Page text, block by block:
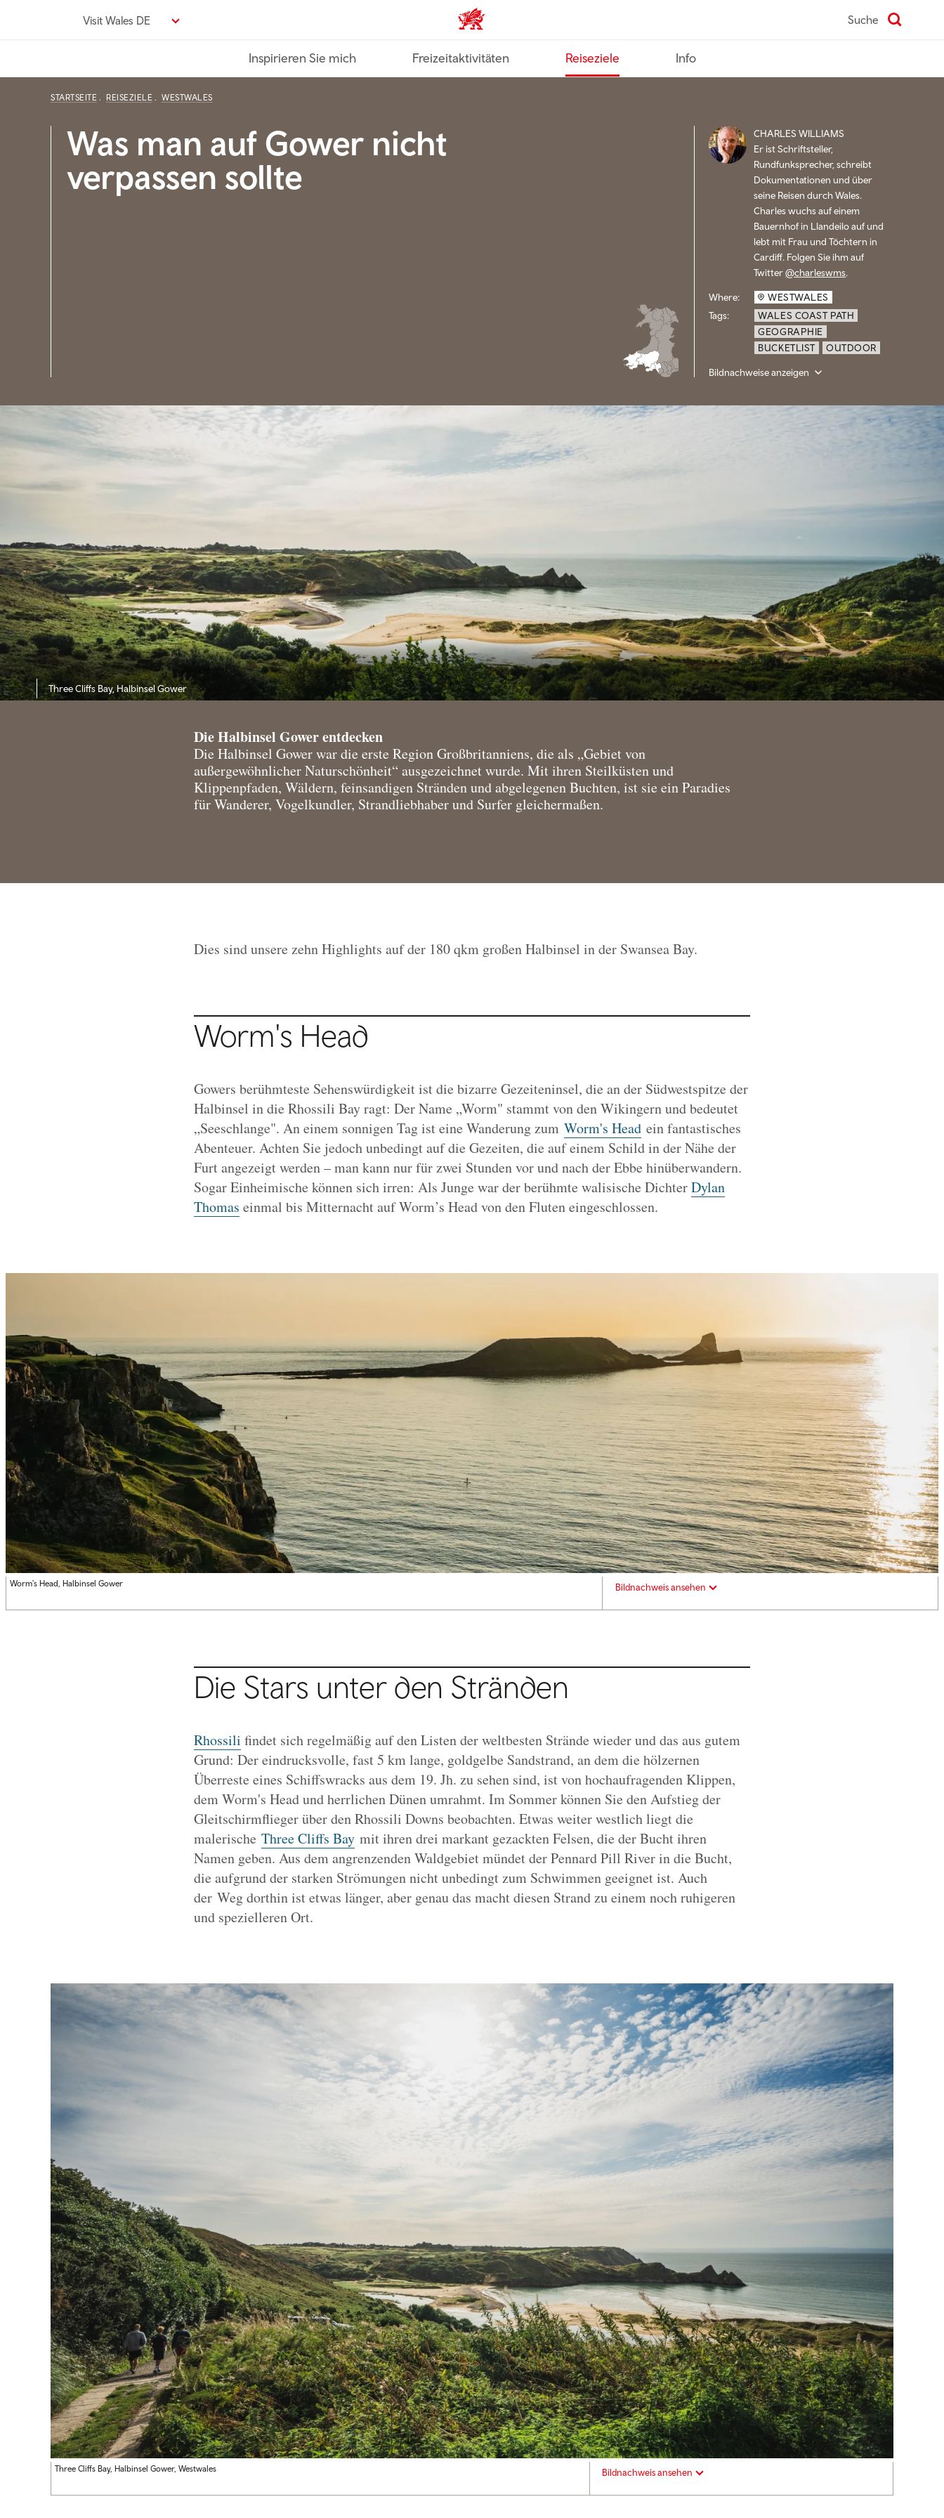
Visit Wales DE VisitWales home Suche
Inspirieren Sie mich Freizeitaktivitäten Reiseziele Info
STARTSEITE REISEZIELE WESTWALES
Was man auf Gower nicht
verpassen sollte
CHARLES WILLIAMS
Er ist Schriftsteller,
Rundfunksprecher, schreibt
Dokumentationen und über
seine Reisen durch Wales.
Charles wuchs auf einem
Bauernhof in Llandeilo auf und
lebt mit Frau und Töchtern in
Cardiff. Folgen Sie ihm auf
Twitter@charleswms.
Where:
WESTWALES
Tags:
WALES COAST PATH
GEOGRAPHIE
BUCKETLIST
OUTDOOR
Bildnachweise anzeigen
Three Cliffs Bay, Halbinsel Gower
Die Halbinsel Gower entdecken
Die Halbinsel Gower war die erste Region Großbritanniens, die als „Gebiet von
außergewöhnlicher Naturschönheit“ ausgezeichnet wurde. Mit ihren Steilküsten und
Klippenpfaden, Wäldern, feinsandigen Stränden und abgelegenen Buchten, ist sie ein Paradies
für Wanderer, Vogelkundler, Strandliebhaber und Surfer gleichermaßen.
Dies sind unsere zehn Highlights auf der 180 qkm großen Halbinsel in der Swansea Bay.
Worm's Head
Gowers berühmteste Sehenswürdigkeit ist die bizarre Gezeiteninsel, die an der Südwestspitze der
Halbinsel in die Rhossili Bay ragt: Der Name „Worm" stammt von den Wikingern und bedeutet
„Seeschlange". An einem sonnigen Tag ist eine Wanderung zum Worm's Headein fantastisches
Abenteuer. Achten Sie jedoch unbedingt auf die Gezeiten, die auf einem Schild in der Nähe der
Furt angezeigt werden – man kann nur für zwei Stunden vor und nach der Ebbe hinüberwandern.
Sogar Einheimische können sich irren: Als Junge war der berühmte walisische DichterDylan
Thomas einmal bis Mitternacht auf Worm’s Head von den Fluten eingeschlossen.
Worm's Head, Halbinsel Gower Bildnachweis ansehen
Die Stars unter den Stränden
Rhossili findet sich regelmäßig auf den Listen der weltbesten Strände wieder und das aus gutem
Grund: Der eindrucksvolle, fast 5 km lange, goldgelbe Sandstrand, an dem die hölzernen
Überreste eines Schiffswracks aus dem 19. Jh. zu sehen sind, ist von hochaufragenden Klippen,
dem Worm's Head und herrlichen Dünen umrahmt. Im Sommer können Sie den Aufstieg der
Gleitschirmflieger über den Rhossili Downs beobachten. Etwas weiter westlich liegt die
malerische Three Cliffs Baymit ihren drei markant gezackten Felsen, die der Bucht ihren
Namen geben. Aus dem angrenzenden Waldgebiet mündet der Pennard Pill River in die Bucht,
die aufgrund der starken Strömungen nicht unbedingt zum Schwimmen geeignet ist. Auch
der Weg dorthin ist etwas länger, aber genau das macht diesen Strand zu einem noch ruhigeren
und spezielleren Ort.
Three Cliffs Bay, Halbinsel Gower, Westwales Bildnachweis ansehen